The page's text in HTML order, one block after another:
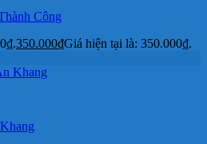
Công
350.000₫Giá hiện tại là: 350.000₫.